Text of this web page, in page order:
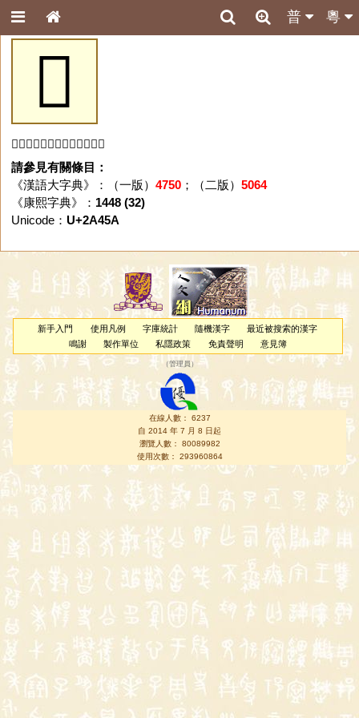
粵
普
𪑚
「𪑚」字未收錄於本資料庫。
請參見有關條目：
《漢語大字典》：（一版） 4750；（二版） 5064
《康熙字典》： 1448 (32)
Unicode： U+2A45A
新手入門 使用凡例 字庫統計 隨機漢字
最近被搜索的漢字
鳴謝
製作單位 私隱政策 免責聲明 意見簿
（管理員 ）
在線人數： 6237
自 2014 年 7 月 8 日起
瀏覽人數： 80089982
使用次數： 293960864